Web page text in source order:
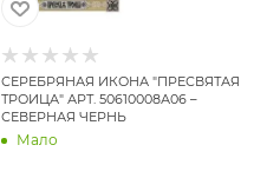
СЕРЕБРЯНАЯ ИКОНА "ПРЕСВЯТАЯ
ТРОИЦА" АРТ. 50610008А06 –
СЕВЕРНАЯ ЧЕРНЬ
Мало